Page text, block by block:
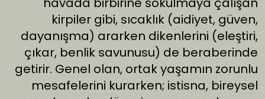
kirpiler gibi, sıcaklık (aidiyet, güven,
dayanışma) ararken dikenlerini (eleştiri,
çıkar, benlik savunusu) de beraberinde
getirir. Genel olan, ortak yaşamın zorunlu
mesafelerini kurarken; istisna, bireysel